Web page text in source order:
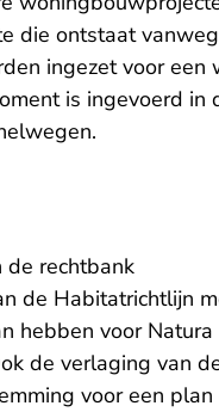
die ontstaat
ingezet voor
is ingevoerd in
de rechtbank
de Habitatrichtlijn
hebben voor
de verlaging van
voor een